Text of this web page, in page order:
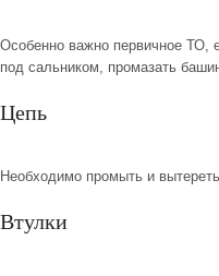
Особенно важно первичное ТО,
под сальником, промазать
Цепь
Необходимо промыть и
Втулки